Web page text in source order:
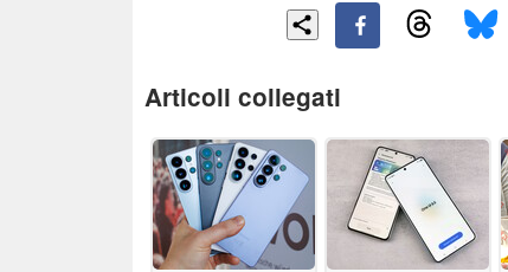
Articoli collegati